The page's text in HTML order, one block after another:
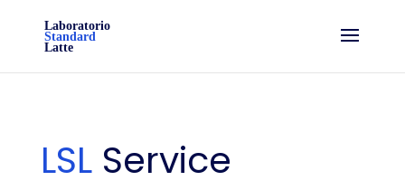
LSLService